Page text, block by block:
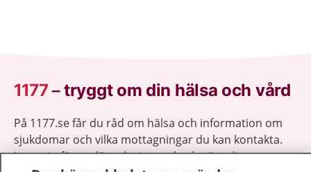
1177–tryggt om din hälsa och vård
På 1177.se får du råd om hälsa och information om
sjukdomar och vilka mottagningar du kan kontakta.
Logga in för att läsa din journal och göra dina